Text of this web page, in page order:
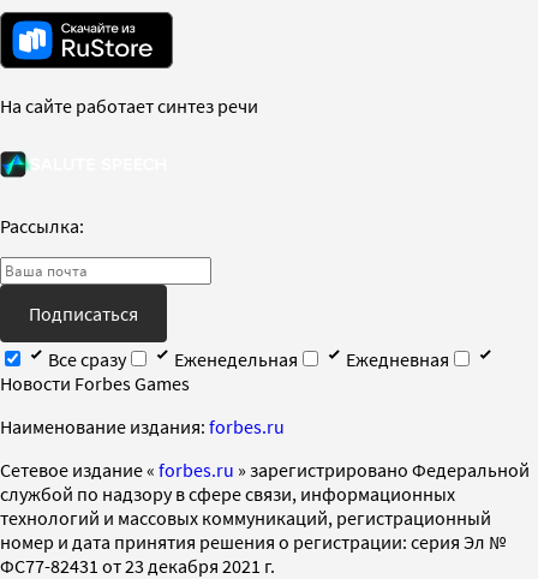
На сайте работает синтез речи
Рассылка:
Подписаться
Все сразу
Еженедельная
Ежедневная
Новости Forbes Games
Наименование издания: forbes.ru
Cетевое издание « forbes.ru » зарегистрировано Федеральной
службой по надзору в сфере связи, информационных
технологий и массовых коммуникаций, регистрационный
номер и дата принятия решения о регистрации: серия Эл №
ФС77-82431 от 23 декабря 2021 г.